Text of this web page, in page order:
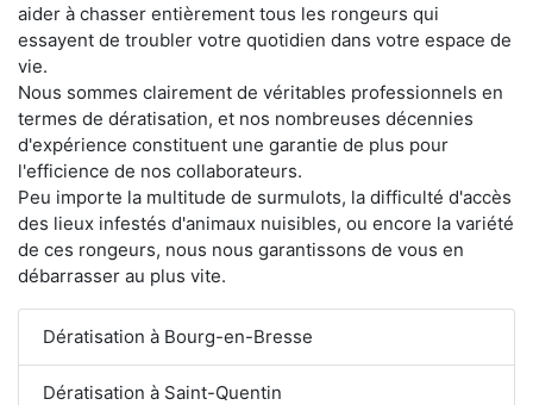
aider à chasser entièrement tous les rongeurs qui
essayent de troubler votre quotidien dans votre espace de
vie.
Nous sommes clairement de véritables professionnels en
termes de dératisation, et nos nombreuses décennies
d'expérience constituent une garantie de plus pour
l'efficience de nos collaborateurs.
Peu importe la multitude de surmulots, la difficulté d'accès
des lieux infestés d'animaux nuisibles, ou encore la variété
de ces rongeurs, nous nous garantissons de vous en
débarrasser au plus vite.
Dératisation à Bourg-en-Bresse
Dératisation à Saint-Quentin